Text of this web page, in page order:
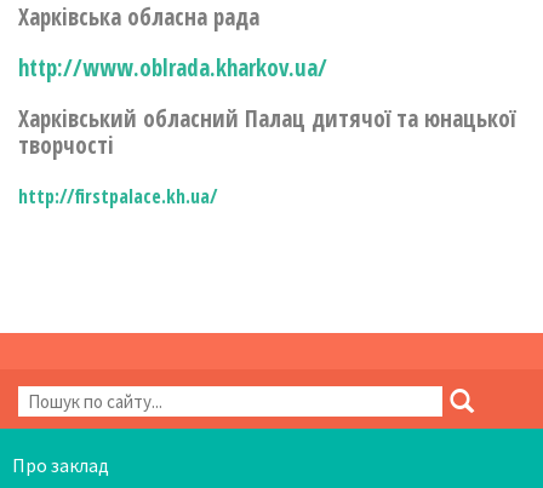
Харківська обласна рада
http://www.oblrada.kharkov.ua/
Харківський обласний Палац дитячої та юнацької
творчості
http://firstpalace.kh.ua/
Про заклад